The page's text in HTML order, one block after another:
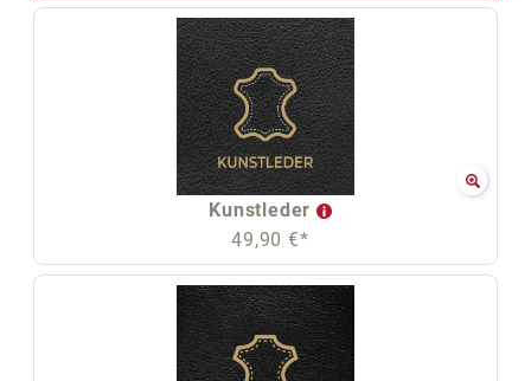
Kunstleder
49,90 €*